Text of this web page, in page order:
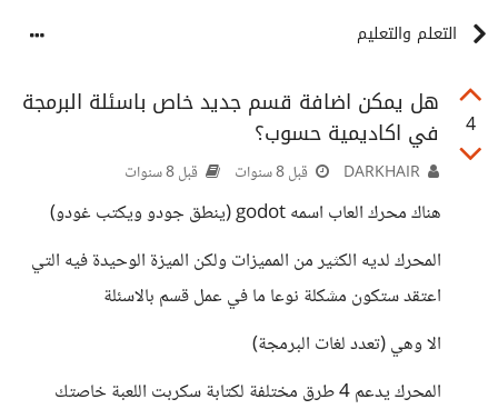
التعلم والتعليم
4
هل يمكن اضافة قسم جديد خاص باسئلة البرمجة
في اكاديمية حسوب؟
قبل 8 سنوات قبل 8 سنوات
هناك محرك العاب اسمه godot (ينطق جودو ويكتب غودو)
المحرك لديه الكثير من المميزات ولكن الميزة الوحيدة فيه التي
اعتقد ستكون مشكلة نوعا ما في عمل قسم بالاسئلة
الا وهي (تعدد لغات البرمجة)
المحرك يدعم 4 طرق مختلفة لكتابة سكربت اللعبة خاصتك